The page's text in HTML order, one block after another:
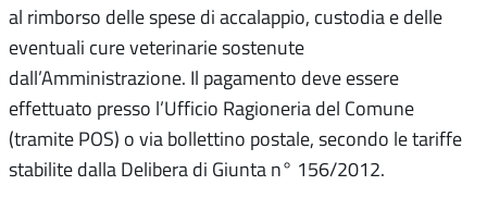
al rimborso delle spese di accalappio, custodia e delle
eventuali cure veterinarie sostenute
dall’Amministrazione. Il pagamento deve essere
effettuato presso l’Ufficio Ragioneria del Comune
(tramite POS) o via bollettino postale, secondo le tariffe
stabilite dalla Delibera di Giunta n° 156/2012.